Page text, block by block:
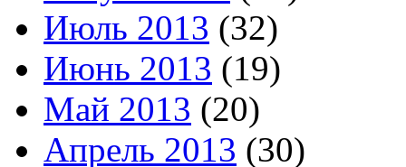
Июль 2013 (32)
Июнь 2013 (19)
Май 2013 (20)
Апрель 2013 (30)